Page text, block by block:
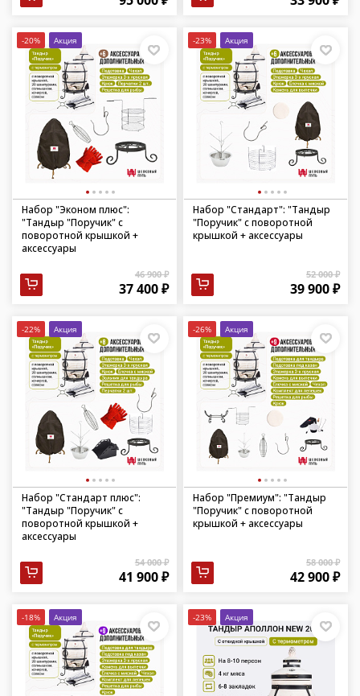
-20% Акция
Набор "Эконом плюс":
"Тандыр "Поручик" с
поворотной крышкой +
аксессуары
46 900 ₽
37 400 ₽
-23% Акция
Набор "Стандарт": "Тандыр
"Поручик" с поворотной
крышкой + аксессуары
52 000 ₽
39 900 ₽
-22% Акция
Набор "Стандарт плюс":
"Тандыр "Поручик" с
поворотной крышкой +
аксессуары
54 000 ₽
41 900 ₽
-26% Акция
Набор "Премиум": "Тандыр
"Поручик" с поворотной
крышкой + аксессуары
58 000 ₽
42 900 ₽
-18% Акция -23% Акция